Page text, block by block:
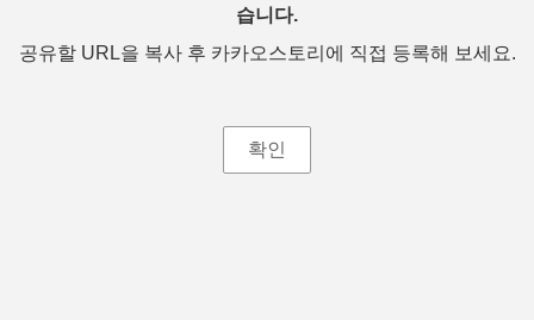
습니다.
공유할 URL을 복사 후 카카오스토리에 직접 등록해 보세요.
확인